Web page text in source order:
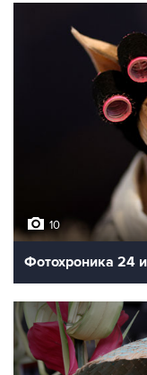
10
Фотохроника 24